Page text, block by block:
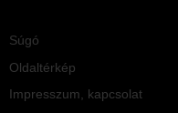
Súgó
Oldaltérkép
Impresszum, kapcsolat